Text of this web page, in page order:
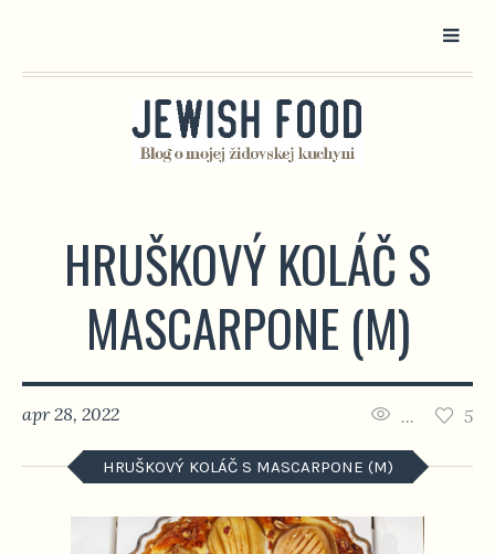
HRUŠKOVÝ KOLÁČ S
MASCARPONE (M)
apr 28, 2022 5
...
HRUŠKOVÝ KOLÁČ S MASCARPONE (M)